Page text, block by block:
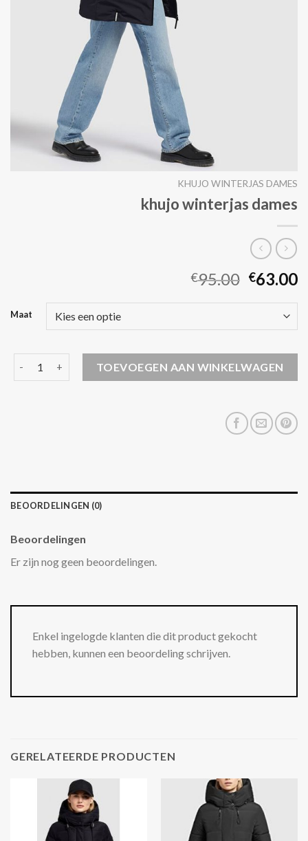
KHUJO WINTERJAS DAMES
khujo winterjas dames
€95.00 €63.00
Maat
TOEVOEGEN AAN WINKELWAGEN
BEOORDELINGEN (0)
Beoordelingen
Er zijn nog geen beoordelingen.
Enkel ingelogde klanten die dit product gekocht
hebben, kunnen een beoordeling schrijven.
GERELATEERDE PRODUCTEN